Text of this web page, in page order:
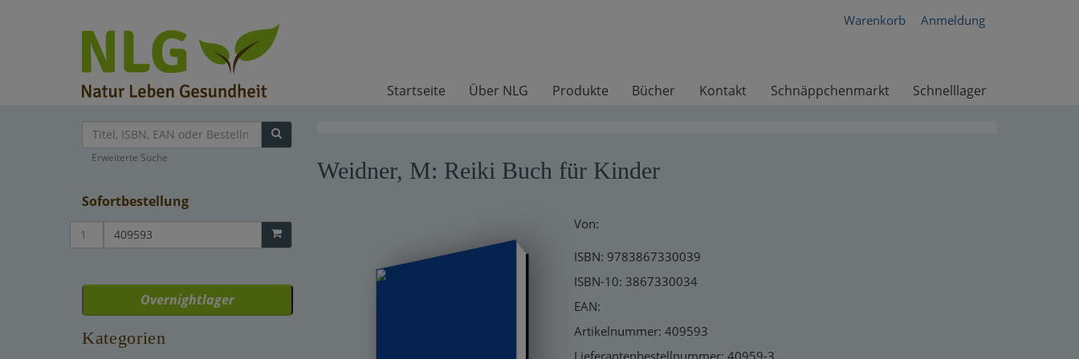
Warenkorb Anmeldung
Startseite Über NLG Produkte Bücher Kontakt Schnäppchenmarkt Schnelllager
Erweiterte Suche
Sofortbestellung
Overnightlager
Kategorien
Weidner, M: Reiki Buch für Kinder
Von:
ISBN: 9783867330039
ISBN-10: 3867330034
EAN:
Artikelnummer: 409593
Lieferantenbestellnummer: 40959-3